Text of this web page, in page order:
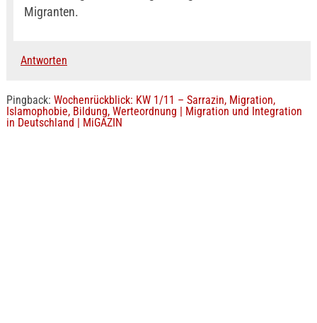
Migranten.
Antworten
Pingback: Wochenrückblick: KW 1/11 – Sarrazin, Migration,
Islamophobie, Bildung, Werteordnung | Migration und Integration
in Deutschland | MiGAZIN